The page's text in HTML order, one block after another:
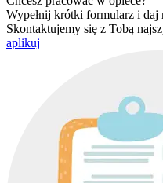
Wypełnij krótki formularz i daj
Skontaktujemy się z Tobą
aplikuj